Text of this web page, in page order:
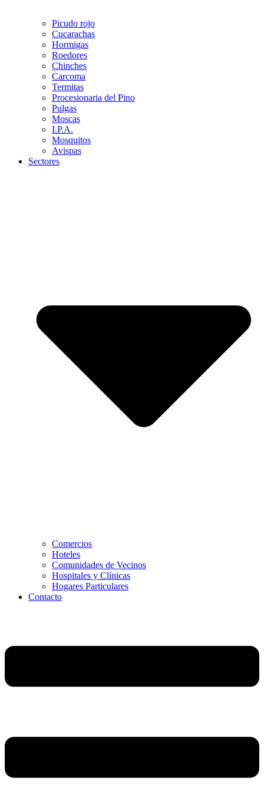
Picudo rojo
Cucarachas
Hormigas
Roedores
Chinches
Carcoma
Termitas
Procesionaria del Pino
Pulgas
Moscas
I.P.A.
Mosquitos
Avispas
Sectores
Comercios
Hoteles
Comunidades de Vecinos
Hospitales y Clínicas
Hogares Particulares
Contacto